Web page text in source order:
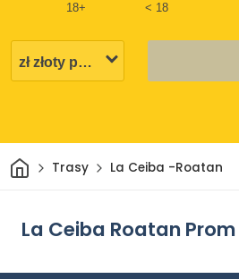
18+ < 18
DomTrasy La Ceiba -Roatan
La Ceiba Roatan Prom